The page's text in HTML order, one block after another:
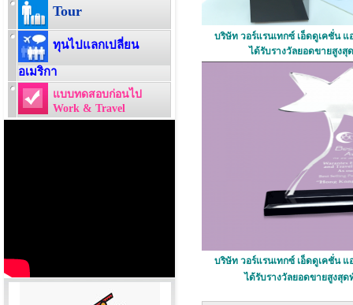
Tour
ทุนไปแลกเปลี่ยน
อเมริกา
แบบทดสอบก่อนไป
Work & Travel
บริษัท วอร์แรนเทกซ์ เอ็ดดูเคชั่น แ
ได้รับรางวัลยอดขายสูง
บริษัท วอร์แรนเทกซ์ เอ็ดดูเคชั่น แ
ได้รับรางวัลยอดขายสูงสุด